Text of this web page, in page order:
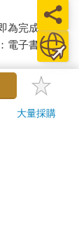
為完成之線
電子書、電
鬍刀、除毛
含例假
大量採購